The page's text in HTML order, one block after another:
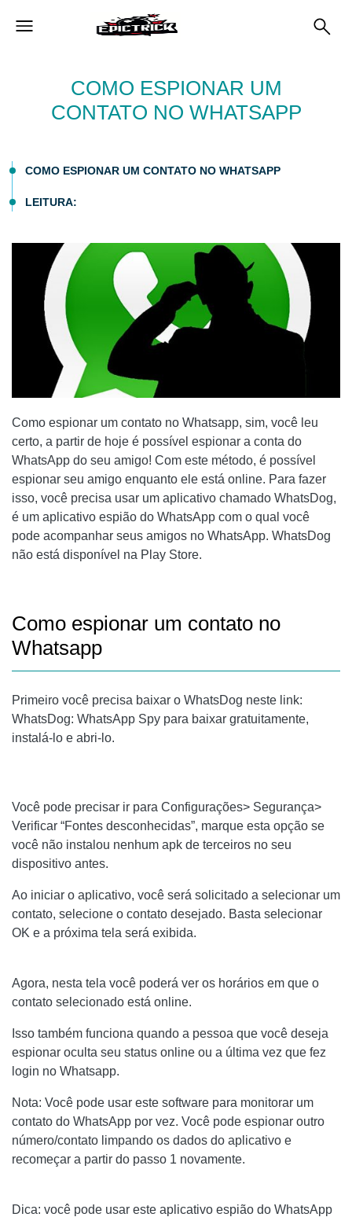
COMO ESPIONAR UM
CONTATO NO WHATSAPP
COMO ESPIONAR UM CONTATO NO WHATSAPP
LEITURA:
Como espionar um contato no Whatsapp, sim, você leu
certo, a partir de hoje é possível espionar a conta do
WhatsApp do seu amigo! Com este método, é possível
espionar seu amigo enquanto ele está online. Para fazer
isso, você precisa usar um aplicativo chamado WhatsDog,
é um aplicativo espião do WhatsApp com o qual você
pode acompanhar seus amigos no WhatsApp. WhatsDog
não está disponível na Play Store.
Como espionar um contato no
Whatsapp
Primeiro você precisa baixar o WhatsDog neste link:
WhatsDog: WhatsApp Spy para baixar gratuitamente,
instalá-lo e abri-lo.
Você pode precisar ir para Configurações> Segurança>
Verificar “Fontes desconhecidas”, marque esta opção se
você não instalou nenhum apk de terceiros no seu
dispositivo antes.
Ao iniciar o aplicativo, você será solicitado a selecionar um
contato, selecione o contato desejado. Basta selecionar
OK e a próxima tela será exibida.
Agora, nesta tela você poderá ver os horários em que o
contato selecionado está online.
Isso também funciona quando a pessoa que você deseja
espionar oculta seu status online ou a última vez que fez
login no Whatsapp.
Nota: Você pode usar este software para monitorar um
contato do WhatsApp por vez. Você pode espionar outro
número/contato limpando os dados do aplicativo e
recomeçar a partir do passo 1 novamente.
Dica: você pode usar este aplicativo espião do WhatsApp